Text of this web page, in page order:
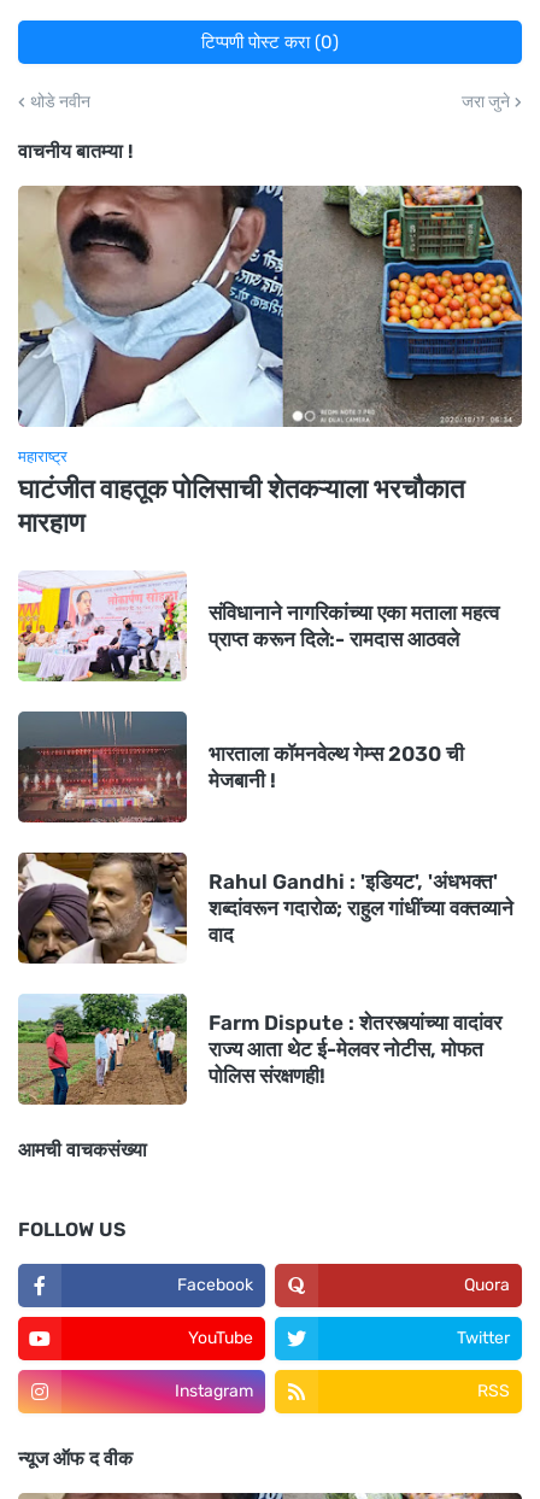
टिप्पणी पोस्ट करा (0)
थोडे नवीन जरा जुने
वाचनीय बातम्या !
महाराष्ट्र
घाटंजीत वाहतूक पोलिसाची शेतकऱ्याला भरचौकात
मारहाण
संविधानाने नागरिकांच्या एका मताला महत्व
प्राप्त करून दिले:- रामदास आठवले
भारताला कॉमनवेल्थ गेम्स 2030 ची
मेजबानी !
Rahul Gandhi : 'इडियट', 'अंधभक्त'
शब्दांवरून गदारोळ; राहुल गांधींच्या वक्तव्याने
वाद
Farm Dispute : शेतरस्त्यांच्या वादांवर
राज्य आता थेट ई-मेलवर नोटीस, मोफत
पोलिस संरक्षणही!
आमची वाचकसंख्या
FOLLOW US
Facebook Quora
YouTube Twitter
Instagram RSS
न्यूज ऑफ द वीक